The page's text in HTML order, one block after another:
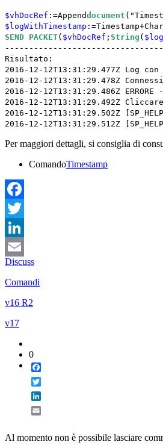
$vhDocRef :=Appenddocument
$logWithTimestamp
SEND PACKET( $vhDocRef ; String (
Risultato:
2016-12-12T13:31:29.477Z Log con
2016-12-12T13:31:29.478Z
2016-12-12T13:31:29.486Z
2016-12-12T13:31:29.492Z
2016-12-12T13:31:29.502Z
2016-12-12T13:31:29.512Z
Per maggiori dettagli, si consiglia di
ComandoTimestamp
Facebook
Twitter
LinkedIn
Email
Discuss
Comandi
v16 R2
v17
0
Al momento non è possibile lasciare